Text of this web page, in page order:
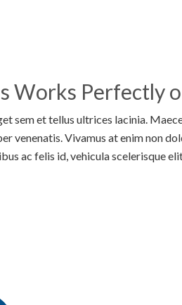
Works Perfectly
sem et tellus ultrices lacinia.
venenatis. Vivamus at enim non
ac felis id, vehicula scelerisque